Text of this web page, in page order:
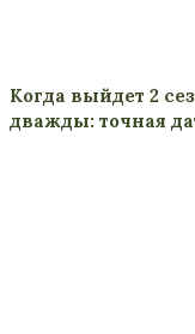
Когда выйдет 2
дважды: точная